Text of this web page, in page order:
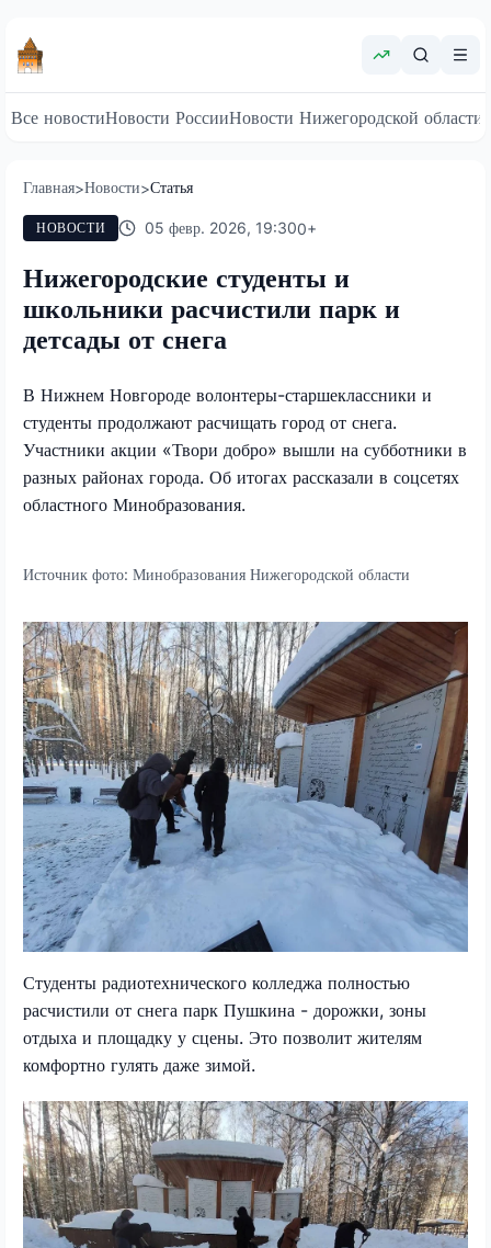
Все новостиНовости РоссииНовости Нижегородской области
Главная>Новости>Статья
НОВОСТИ 05 февр. 2026, 19:300+
Нижегородские студенты и
школьники расчистили парк и
детсады от снега
В Нижнем Новгороде волонтеры-старшеклассники и
студенты продолжают расчищать город от снега.
Участники акции «Твори добро» вышли на субботники в
разных районах города. Об итогах рассказали в соцсетях
областного Минобразования.
Источник фото: Минобразования Нижегородской области
Студенты радиотехнического колледжа полностью
расчистили от снега парк Пушкина - дорожки, зоны
отдыха и площадку у сцены. Это позволит жителям
комфортно гулять даже зимой.